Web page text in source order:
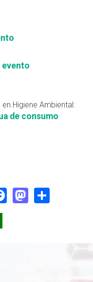
evento
Higiene Ambiental:
de consumo
Facebook
Mastodon